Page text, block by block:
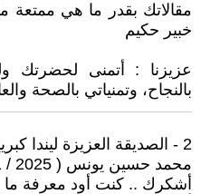
مقالاتك بقدر ما هي ممتعة
خبير حكيم
عزيزنا : أتمنى لحضرتك
بالنجاح، وتمنياتي بالصحة
2 - الصديقة العزيزة ليندا كبرييل
محمد حسين يونس ( 2025 / 1 / 1 - 02:11 )
أشكرك .. كنت أود معرفة